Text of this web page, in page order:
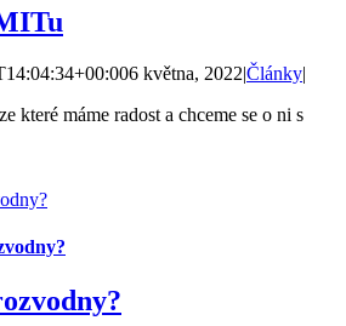
6 května, 2022|Články|
které máme radost a chceme se o ni s